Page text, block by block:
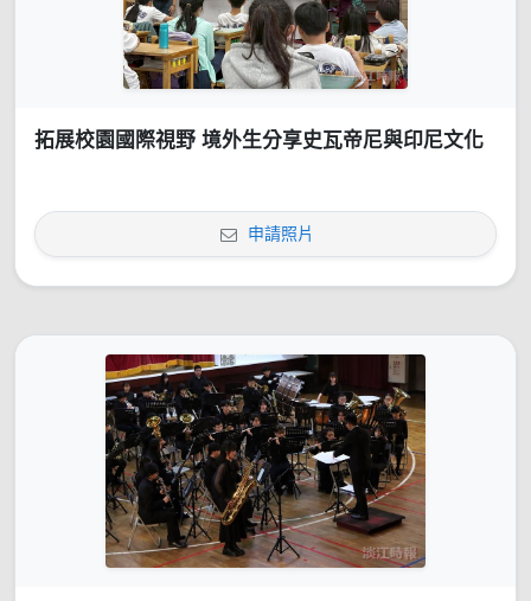
拓展校園國際視野 境外生分享史瓦帝尼與印尼文化
申請照片